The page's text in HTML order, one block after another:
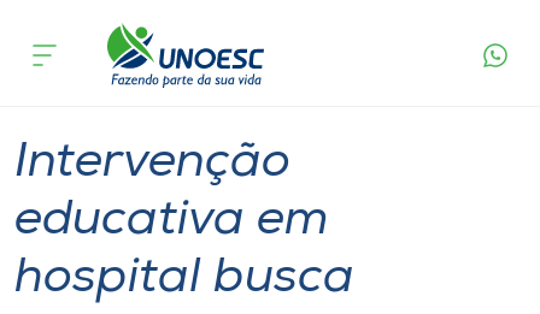
Cursos
Pesquisa
Atendimento ao Estudante
acontece
Intervenção
educativa em
hospital busca